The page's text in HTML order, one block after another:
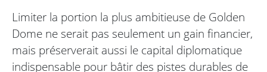
Limiter la portion la plus ambitieuse de Golden
Dome ne serait pas seulement un gain financier,
mais préserverait aussi le capital diplomatique
indispensable pour bâtir des pistes durables de